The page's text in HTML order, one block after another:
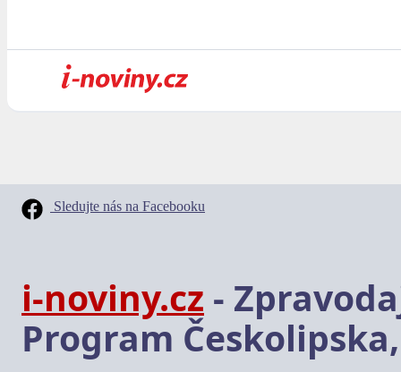
Sledujte nás na Facebooku
i-noviny.cz -
Program